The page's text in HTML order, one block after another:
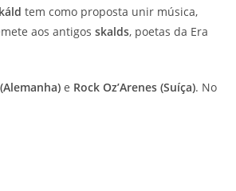
tem como proposta unir música,
aos antigos skalds, poetas da Era
e Rock Oz’Arenes (Suíça). No